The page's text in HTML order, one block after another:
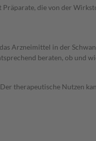
die von der
Arzneimittel in der
beraten, ob und
therapeutische Nutzen